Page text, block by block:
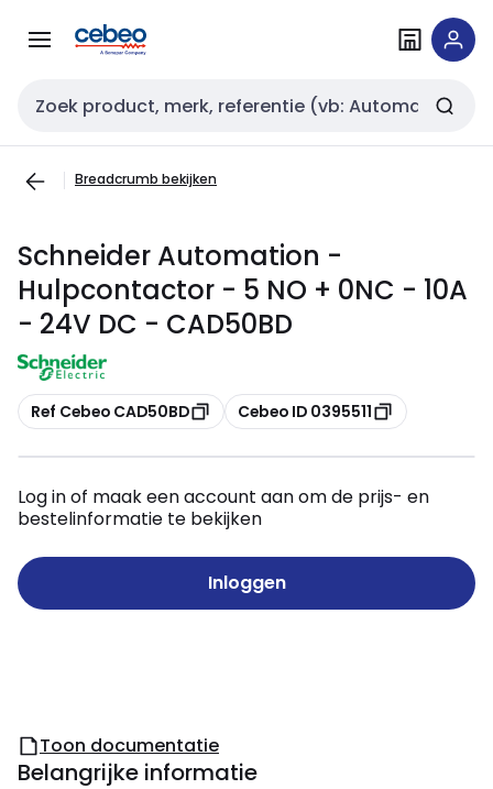
naar
naar
Zoekveld invoer
Breadcrumb bekijken
Schneider Automation -
Hulpcontactor - 5 NO + 0NC - 10A
- 24V DC - CAD50BD
Kopiëren
Ref Cebeo CAD50BD Kopiëren
Cebeo ID 0395511
Log in of maak een account aan om de prijs- en
bestelinformatie te bekijken
Inloggen
Toon documentatie
Belangrijke informatie